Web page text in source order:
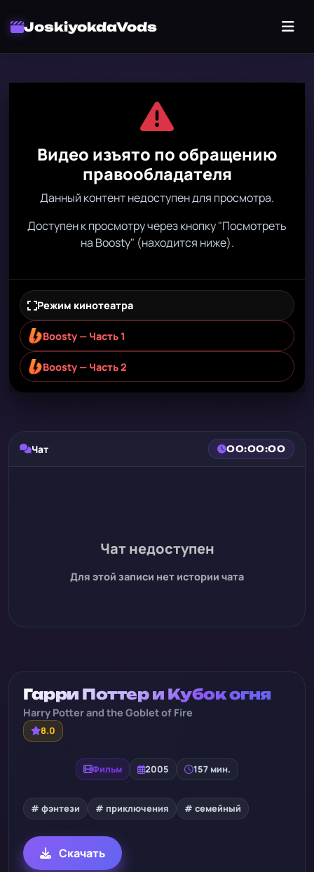
JoskiyokdaVods
Видео изъято по обращению
правообладателя
Данный контент недоступен для просмотра.
Доступен к просмотру через кнопку "Посмотреть
на Boosty" (находится ниже).
Режим кинотеатра
Boosty — Часть 1
Boosty — Часть 2
Чат 00:00:00
Чат недоступен
Для этой записи нет истории чата
Гарри Поттер и Кубок огня
Harry Potter and the Goblet of Fire
8.0
Фильм 2005 157 мин.
# фэнтези # приключения # семейный
Скачать